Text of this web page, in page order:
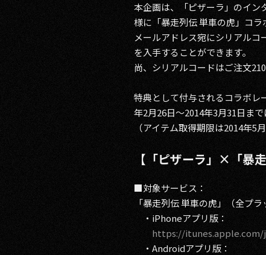
本企画は、「ピザーラ」のイン
様に「暴走列伝 単車の虎」コ
メールアドレス宛にシリアル
を入手することができます。
尚、シリアルコードはご注文
特典として付与されるコラボレ
年2月26日～2014年3月31日ま
（アイテム取得期限は2014年5
【「ピザーラ」×「暴
■対象サービス：
「暴走列伝 単車の虎」（全プラ
・iPhoneアプリ版：
https://itunes.apple.com/
・Androidアプリ版：